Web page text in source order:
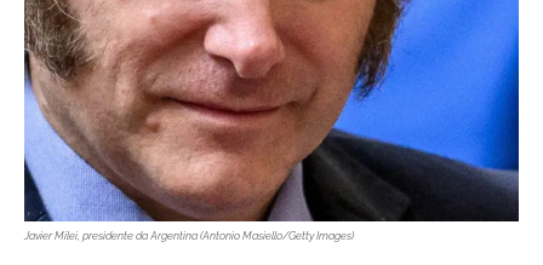
Javier Milei, presidente da Argentina (Antonio Masiello/Getty Images)